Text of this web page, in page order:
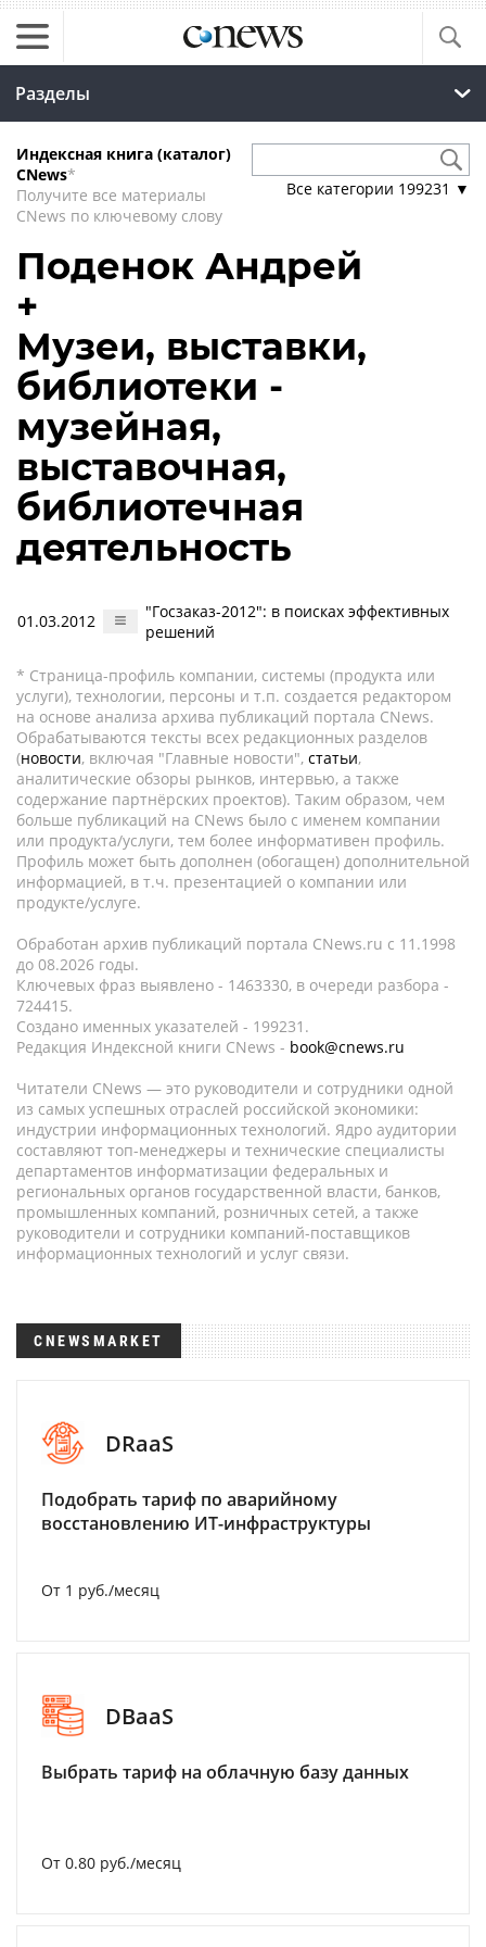
Разделы
Индексная книга (каталог)
CNews*
Получите все материалы
CNews по ключевому слову
Все категории 199231 ▼
Поденок Андрей
+
Музеи, выставки,
библиотеки -
музейная,
выставочная,
библиотечная
деятельность
01.03.2012
"Госзаказ-2012": в поисках эффективных
решений
* Страница-профиль компании, системы (продукта или
услуги), технологии, персоны и т.п. создается редактором
на основе анализа архива публикаций портала CNews.
Обрабатываются тексты всех редакционных разделов
(новости, включая "Главные новости", статьи,
аналитические обзоры рынков, интервью, а также
содержание партнёрских проектов). Таким образом, чем
больше публикаций на CNews было с именем компании
или продукта/услуги, тем более информативен профиль.
Профиль может быть дополнен (обогащен) дополнительной
информацией, в т.ч. презентацией о компании или
продукте/услуге.
Обработан архив публикаций портала CNews.ru c 11.1998
до 08.2026 годы.
Ключевых фраз выявлено - 1463330, в очереди разбора -
724415.
Создано именных указателей - 199231.
Редакция Индексной книги CNews - book@cnews.ru
Читатели CNews — это руководители и сотрудники одной
из самых успешных отраслей российской экономики:
индустрии информационных технологий. Ядро аудитории
составляют топ-менеджеры и технические специалисты
департаментов информатизации федеральных и
региональных органов государственной власти, банков,
промышленных компаний, розничных сетей, а также
руководители и сотрудники компаний-поставщиков
информационных технологий и услуг связи.
CNEWSMARKET
DRaaS
Подобрать тариф по аварийному
восстановлению ИТ-инфраструктуры
От 1 руб./месяц
DBaaS
Выбрать тариф на облачную базу данных
От 0.80 руб./месяц